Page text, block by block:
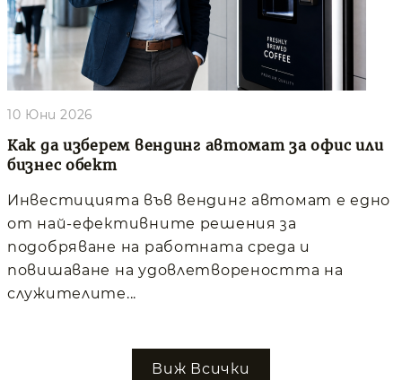
Как да изберем вендинг автомат за офис или
бизнес обект
10 Юни 2026
Инвестицията във вендинг автомат е едно
от най-ефективните решения за
подобряване на работната среда и
повишаване на удовлетвореността на
служителите...
Виж Всички